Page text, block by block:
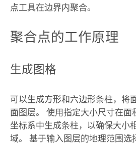
点工具在边界内聚合。
聚合点的工作原理
生成图格
可以生成方形和六边形条柱，将
面图层。 使用指定大小尺寸在面
坐标系中生成条柱，以确保大小
域。 基于输入图层的地理范围选